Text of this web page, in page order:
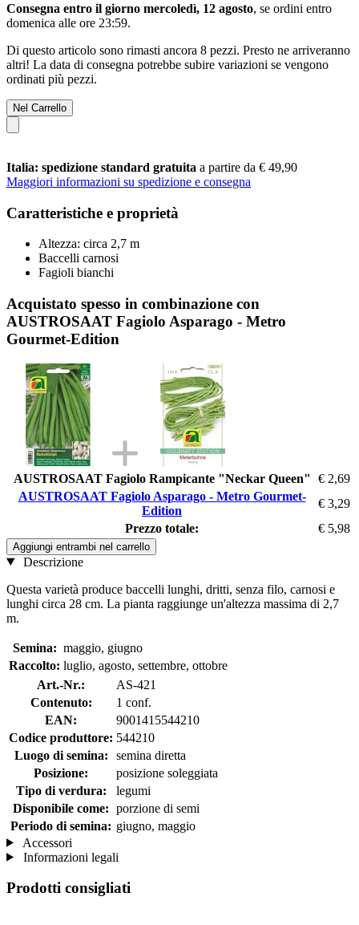
Consegna entro il giorno mercoledì, 12 agosto, se ordini entro
domenica alle ore 23:59.
Di questo articolo sono rimasti ancora 8 pezzi. Presto ne arriveranno
altri! La data di consegna potrebbe subire variazioni se vengono
ordinati più pezzi.
Nel Carrello
Italia: spedizione standard gratuita a partire da € 49,90
Maggiori informazioni su spedizione e consegna
Caratteristiche e proprietà
Altezza: circa 2,7 m
Baccelli carnosi
Fagioli bianchi
Acquistato spesso in combinazione con
AUSTROSAAT Fagiolo Asparago - Metro
Gourmet-Edition
AUSTROSAAT Fagiolo Rampicante "Neckar Queen"
€ 2,69
AUSTROSAAT Fagiolo Asparago - Metro Gourmet-
Edition
€ 3,29
Prezzo totale:
€ 5,98
Aggiungi entrambi nel carrello
Descrizione
Questa varietà produce baccelli lunghi, dritti, senza filo, carnosi e
lunghi circa 28 cm. La pianta raggiunge un'altezza massima di 2,7
m.
Semina: maggio, giugno
Raccolto: luglio, agosto, settembre, ottobre
Art.-Nr.:
AS-421
Contenuto:
1 conf.
EAN:
9001415544210
Codice produttore: 544210
Luogo di semina:
semina diretta
Posizione:
posizione soleggiata
Tipo di verdura:
legumi
Disponibile come: porzione di semi
Periodo di semina: giugno, maggio
Accessori
Informazioni legali
Prodotti consigliati